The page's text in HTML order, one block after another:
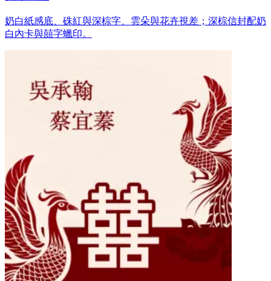
奶白紙感底、硃紅與深棕字、雲朵與花卉視差；深棕信封配奶
白內卡與囍字蠟印。